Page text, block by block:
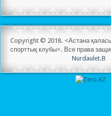
Copyright © 2018. <Астана қаласы
спорттық клубы>. Все права
Nurdaulet.B